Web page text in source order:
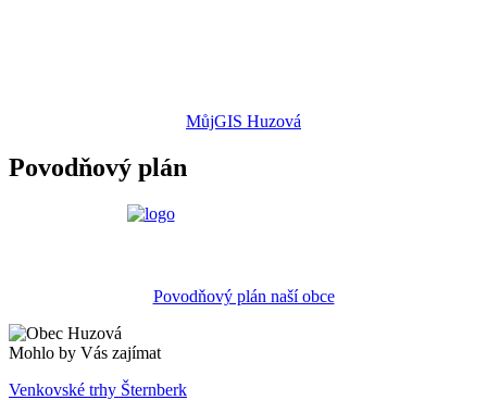
MůjGIS Huzová
Povodňový plán
Povodňový plán naší obce
Mohlo by Vás zajímat
Venkovské trhy Šternberk